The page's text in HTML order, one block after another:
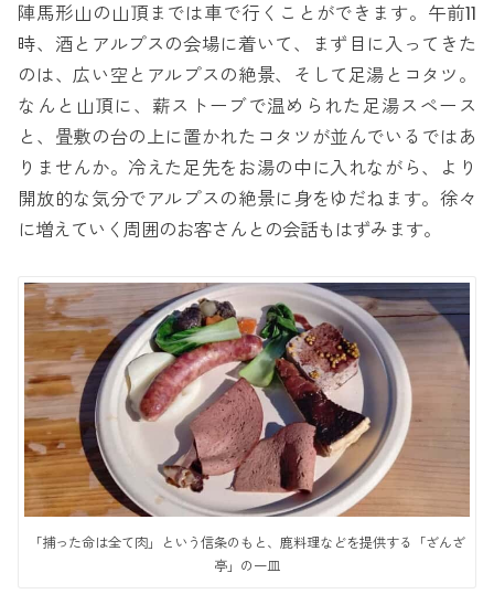
陣馬形山の山頂までは車で行くことができます。午前11
時、酒とアルプスの会場に着いて、まず目に入ってきた
のは、広い空とアルプスの絶景、そして足湯とコタツ。
なんと山頂に、薪ストーブで温められた足湯スペース
と、畳敷の台の上に置かれたコタツが並んでいるではあ
りませんか。冷えた足先をお湯の中に入れながら、より
開放的な気分でアルプスの絶景に身をゆだねます。徐々
に増えていく周囲のお客さんとの会話もはずみます。
「捕った命は全て肉」という信条のもと、鹿料理などを提供する「ざんざ
亭」の一皿